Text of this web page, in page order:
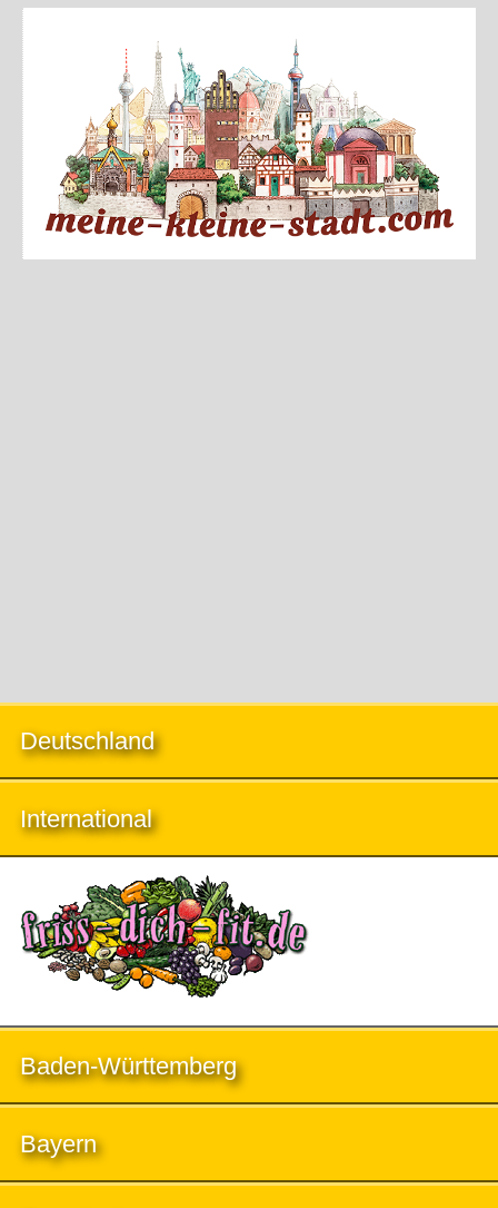
Deutschland
International
Baden-Württemberg
Bayern